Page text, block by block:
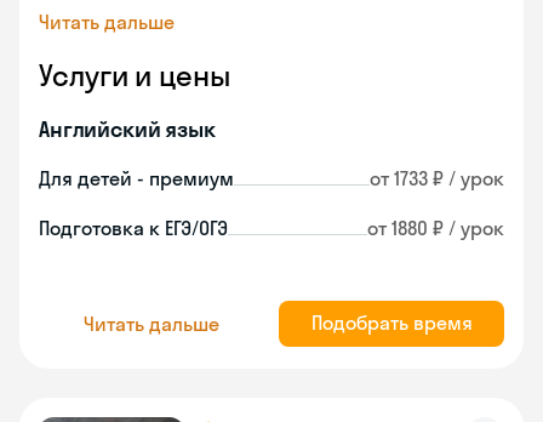
Читать дальше
Услуги и цены
Английский язык
Для детей - премиум от 1733 ₽ / урок
Подготовка к ЕГЭ/ОГЭ от 1880 ₽ / урок
Читать дальше Подобрать время